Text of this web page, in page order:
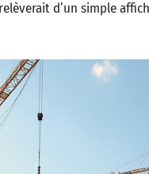
d’un simple